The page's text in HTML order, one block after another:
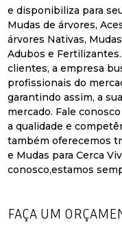
e disponibiliza para
Mudas de árvores,
árvores Nativas,
Adubos e
clientes, a empresa
profissionais do
garantindo assim, a
mercado. Fale
a qualidade e
também oferecemos
e Mudas para Cerca
conosco,estamos
FAÇA UM